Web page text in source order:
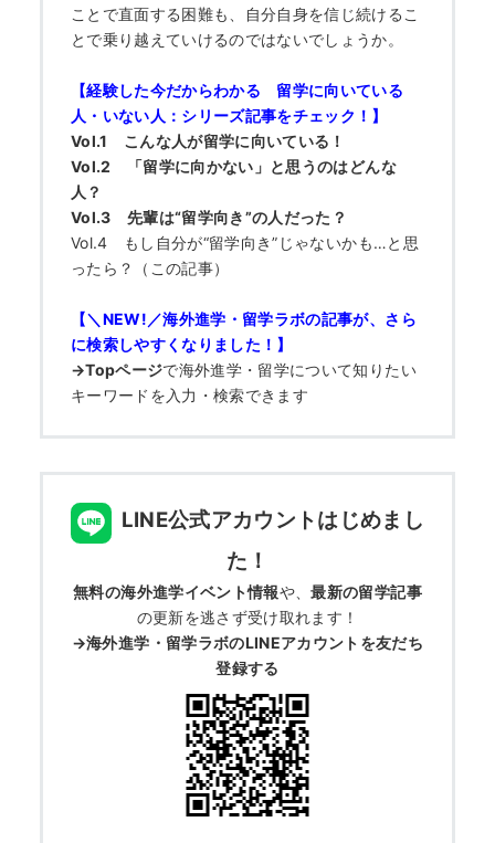
ことで直面する困難も、自分自身を信じ続けるこ
とで乗り越えていけるのではないでしょうか。
【経験した今だからわかる 留学に向いている
人・いない人：シリーズ記事をチェック！】
Vol.1 こんな人が留学に向いている！
Vol.2 「留学に向かない」と思うのはどんな
人？
Vol.3 先輩は“留学向き”の人だった？
Vol.4 もし自分が“留学向き”じゃないかも…と思
ったら？（この記事）
【＼NEW!／海外進学・留学ラボの記事が、さら
に検索しやすくなりました！】
→Topページで海外進学・留学について知りたい
キーワードを入力・検索できます
LINE公式アカウントはじめまし
た！
無料の海外進学イベント情報や、最新の留学記事
の更新を逃さず受け取れます！
→海外進学・留学ラボのLINEアカウントを友だち
登録する